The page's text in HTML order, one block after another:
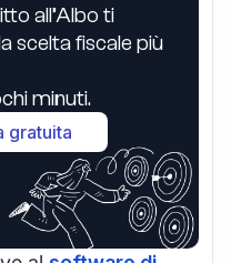
all’Albo ti
scelta fiscale più
minuti.
gratuita